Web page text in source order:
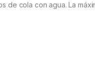
de cola con agua. La